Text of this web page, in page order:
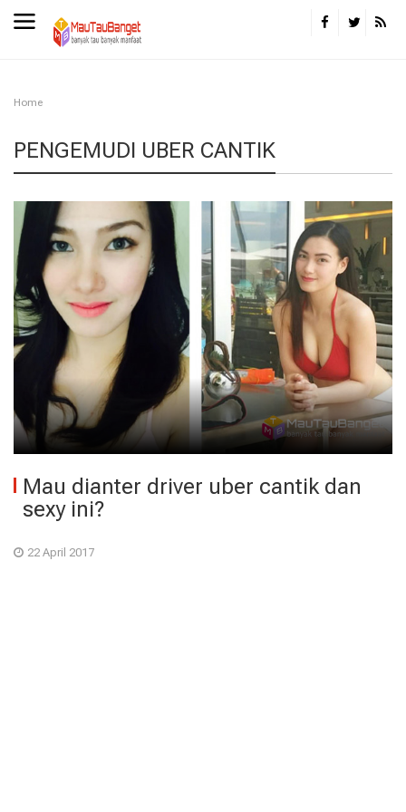
Home
PENGEMUDI UBER CANTIK
Mau dianter driver uber cantik dan
sexy ini?
22 April 2017